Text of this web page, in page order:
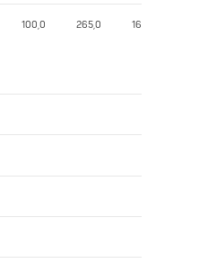
100,0 265,0 160,33